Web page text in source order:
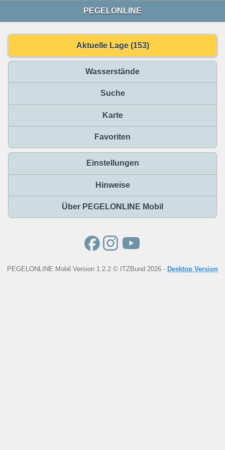
PEGELONLINE
Aktuelle Lage (153)
Wasserstände
Suche
Karte
Favoriten
Einstellungen
Hinweise
Über PEGELONLINE Mobil
PEGELONLINE Mobil Version 1.2.2 © ITZBund 2026 - Desktop Version